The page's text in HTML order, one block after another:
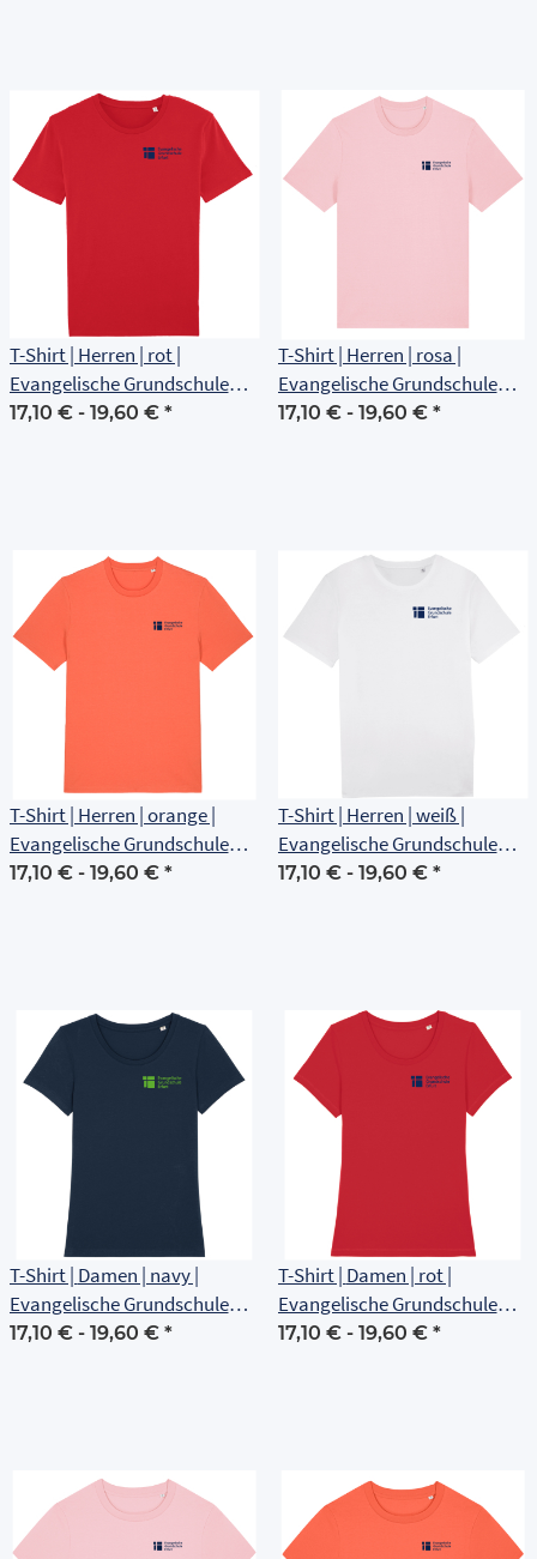
T-Shirt | Herren | rot |
Evangelische Grundschule
Erfurt
17,10 € - 19,60 € *
T-Shirt | Herren | rosa |
Evangelische Grundschule
Erfurt
17,10 € - 19,60 € *
T-Shirt | Herren | orange |
Evangelische Grundschule
Erfurt
17,10 € - 19,60 € *
T-Shirt | Herren | weiß |
Evangelische Grundschule
Erfurt
17,10 € - 19,60 € *
T-Shirt | Damen | navy |
Evangelische Grundschule
Erfurt
17,10 € - 19,60 € *
T-Shirt | Damen | rot |
Evangelische Grundschule
Erfurt
17,10 € - 19,60 € *